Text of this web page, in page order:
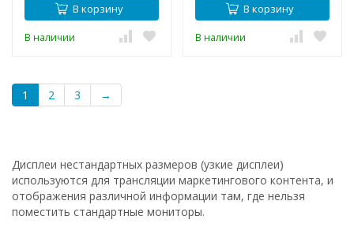
В корзину
В наличии
В корзину
В наличии
1 2 3 →
Дисплеи нестандартных размеров (узкие дисплеи)
используются для трансляции маркетингового контента, и
отображения различной информации там, где нельзя
поместить стандартные мониторы.